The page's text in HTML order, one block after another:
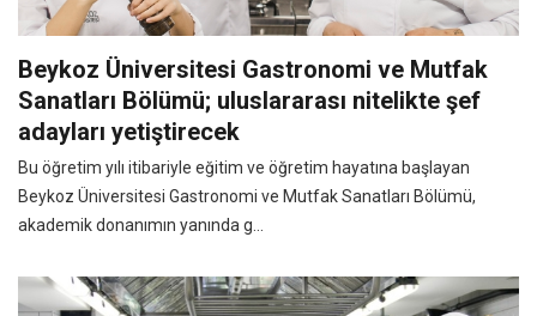
Beykoz Üniversitesi Gastronomi ve Mutfak
Sanatları Bölümü; uluslararası nitelikte şef
adayları yetiştirecek
Bu öğretim yılı itibariyle eğitim ve öğretim hayatına başlayan
Beykoz Üniversitesi Gastronomi ve Mutfak Sanatları Bölümü,
akademik donanımın yanında g...